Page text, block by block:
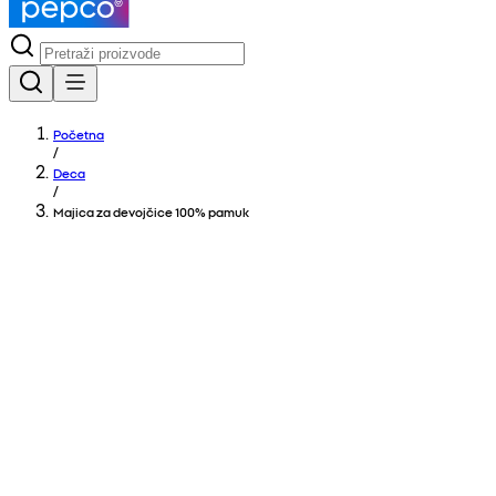
Početna
/
Deca
/
Majica za devojčice 100% pamuk